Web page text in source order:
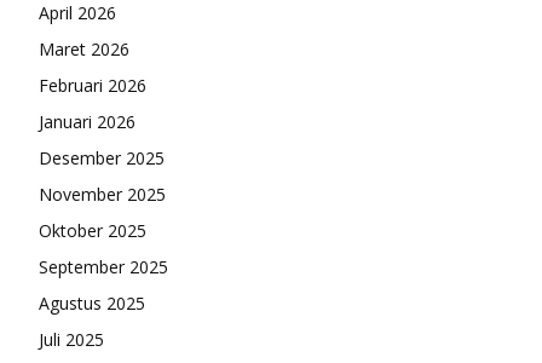
April 2026
Maret 2026
Februari 2026
Januari 2026
Desember 2025
November 2025
Oktober 2025
September 2025
Agustus 2025
Juli 2025